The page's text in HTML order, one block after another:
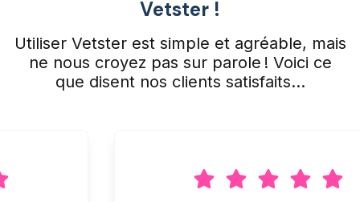
Vetster !
Utiliser Vetster est simple et agréable, mais
ne nous croyez pas sur parole ! Voici ce
que disent nos clients satisfaits…